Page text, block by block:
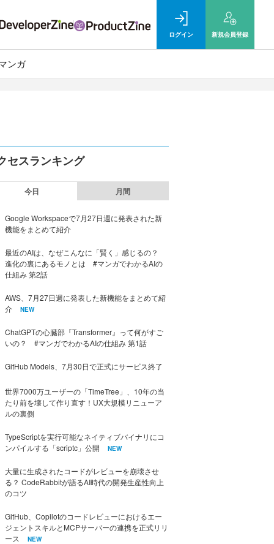
ログイン 新規会員登録
ンガ
セスランキング
今日 月間
Google Workspaceで7月27日週に発表された新
機能をまとめて紹介
最近のAIは、なぜこんなに「賢く」感じるの？
進化の裏にあるモノとは #マンガでわかるAIの
仕組み 第2話
AWS、7月27日週に発表した新機能をまとめて紹
介
NEW
ChatGPTの心臓部『Transformer』って何がすご
いの？ #マンガでわかるAIの仕組み 第1話
GitHub Models、7月30日で正式にサービス終了
世界7000万ユーザーの「TimeTree」、10年の当
たり前を壊して作り直す！UX大規模リニューア
ルの裏側
TypeScriptを実行可能なネイティブバイナリにコ
ンパイルする「scriptc」公開
NEW
大量に生成されたコードがレビューを崩壊させ
る？ CodeRabbitが語るAI時代の開発生産性向上
のコツ
GitHub、Copilotのコードレビューにおけるエー
ジェントスキルとMCPサーバーの連携を正式リリ
ース
NEW